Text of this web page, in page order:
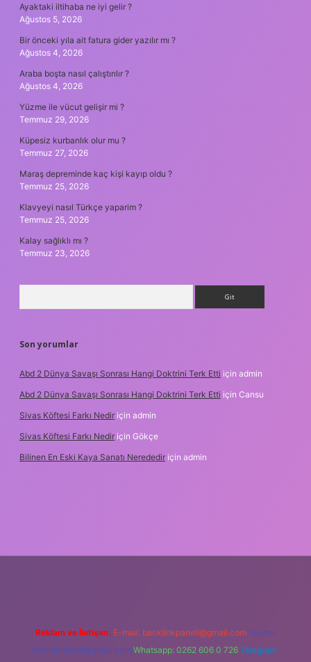
Ayaktaki iltihaba ne iyi gelir ?
Ağustos 5, 2026
Bir önceki yıla ait fatura gider yazılır mı ?
Ağustos 4, 2026
Araba boşta nasıl çalıştırılır ?
Ağustos 4, 2026
Yüzme ile vücut gelişir mi ?
Temmuz 29, 2026
Küpesiz kurbanlık olur mu ?
Temmuz 27, 2026
Maraş depreminde kaç kişi kayıp oldu ?
Temmuz 25, 2026
Klavyeyi nasıl Türkçe yaparim ?
Temmuz 25, 2026
Kalay sağlıklı mı ?
Temmuz 23, 2026
Son yorumlar
Abd 2 Dünya Savaşı Sonrası Hangi Doktrini Terk Etti için admin
Abd 2 Dünya Savaşı Sonrası Hangi Doktrini Terk Etti için Cansu
Sivas Köftesi Farkı Nedir için admin
Sivas Köftesi Farkı Nedir için Gökçe
Bilinen En Eski Kaya Sanatı Nerededir için admin
Reklam ve İletişim: E-mail: backlinkpaneli@gmail.com Teams:
forumhizmeti@gmail.com Whatsapp: 0262 606 0 726 Telegram: